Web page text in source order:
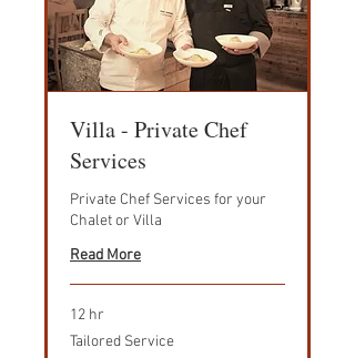
Villa - Private Chef
Services
Private Chef Services for your
Chalet or Villa
Read More
12 hr
Tailored
Service
Tailored Service